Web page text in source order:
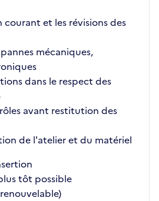
et les révisions des
mécaniques,
dans le respect des
avant restitution des
de l'atelier et du matériel
tôt possible